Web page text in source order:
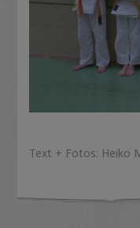
Text + Fotos: Heiko